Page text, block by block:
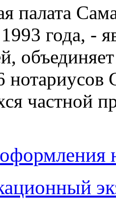
палата
года, -
нотариусов
частной